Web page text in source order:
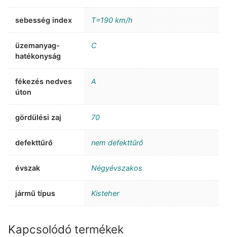
sebesség index T=190 km/h
üzemanyag-
hatékonyság
C
fékezés nedves
úton
A
gördülési zaj 70
defekttűrő nem defekttűrő
évszak Négyévszakos
jármű típus Kisteher
Kapcsolódó termékek